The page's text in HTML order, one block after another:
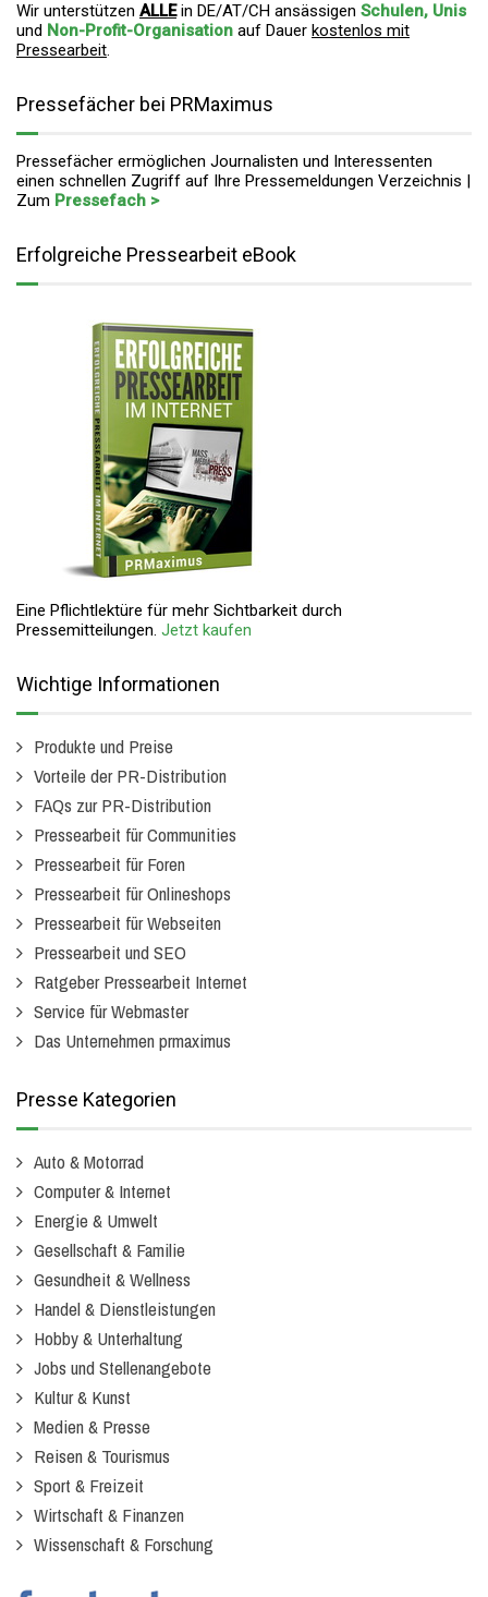
Wir unterstützen ALLEin DE/AT/CH ansässigen Schulen, Unis
und Non-Profit-Organisation auf Dauer kostenlos mit
Pressearbeit.
Pressefächer bei PRMaximus
Pressefächer ermöglichen Journalisten und Interessenten
einen schnellen Zugriff auf Ihre Pressemeldungen Verzeichnis |
Zum Pressefach >
Erfolgreiche Pressearbeit eBook
Eine Pflichtlektüre für mehr Sichtbarkeit durch
Pressemitteilungen. Jetzt kaufen
Wichtige Informationen
Produkte und Preise
Vorteile der PR-Distribution
FAQs zur PR-Distribution
Pressearbeit für Communities
Pressearbeit für Foren
Pressearbeit für Onlineshops
Pressearbeit für Webseiten
Pressearbeit und SEO
Ratgeber Pressearbeit Internet
Service für Webmaster
Das Unternehmen prmaximus
Presse Kategorien
Auto & Motorrad
Computer & Internet
Energie & Umwelt
Gesellschaft & Familie
Gesundheit & Wellness
Handel & Dienstleistungen
Hobby & Unterhaltung
Jobs und Stellenangebote
Kultur & Kunst
Medien & Presse
Reisen & Tourismus
Sport & Freizeit
Wirtschaft & Finanzen
Wissenschaft & Forschung